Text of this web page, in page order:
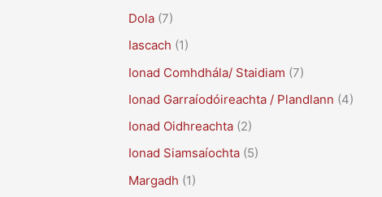
Dola (7)
Iascach (1)
Ionad Comhdhála/ Staidiam (7)
Ionad Garraíodóireachta / Plandlann (4)
Ionad Oidhreachta (2)
Ionad Siamsaíochta (5)
Margadh (1)